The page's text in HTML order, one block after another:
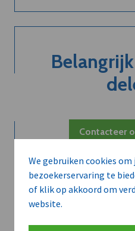
We gebruiken cookies om
bezoekerservaring te
of klik op akkoord om
website.
Contacteer